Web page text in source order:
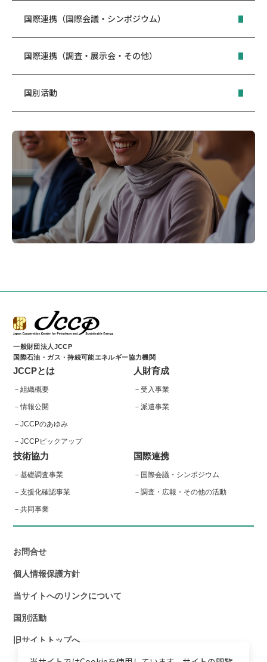
国際連携（国際会議・シンポジウム）
国際連携（調査・展示会・その他）
国別活動
一般財団法人JCCP
国際石油・ガス・持続可能エネルギー協力機関
JCCPとは
組織概要
情報公開
JCCPのあゆみ
JCCPピックアップ
人財育成
受入事業
派遣事業
技術協力
基礎調査事業
支援化確認事業
共同事業
国際連携
国際会議・シンポジウム
調査・広報・その他の活動
お問合せ
個人情報保護方針
当サイトへのリンクについて
国別活動
旧サイトトップへ